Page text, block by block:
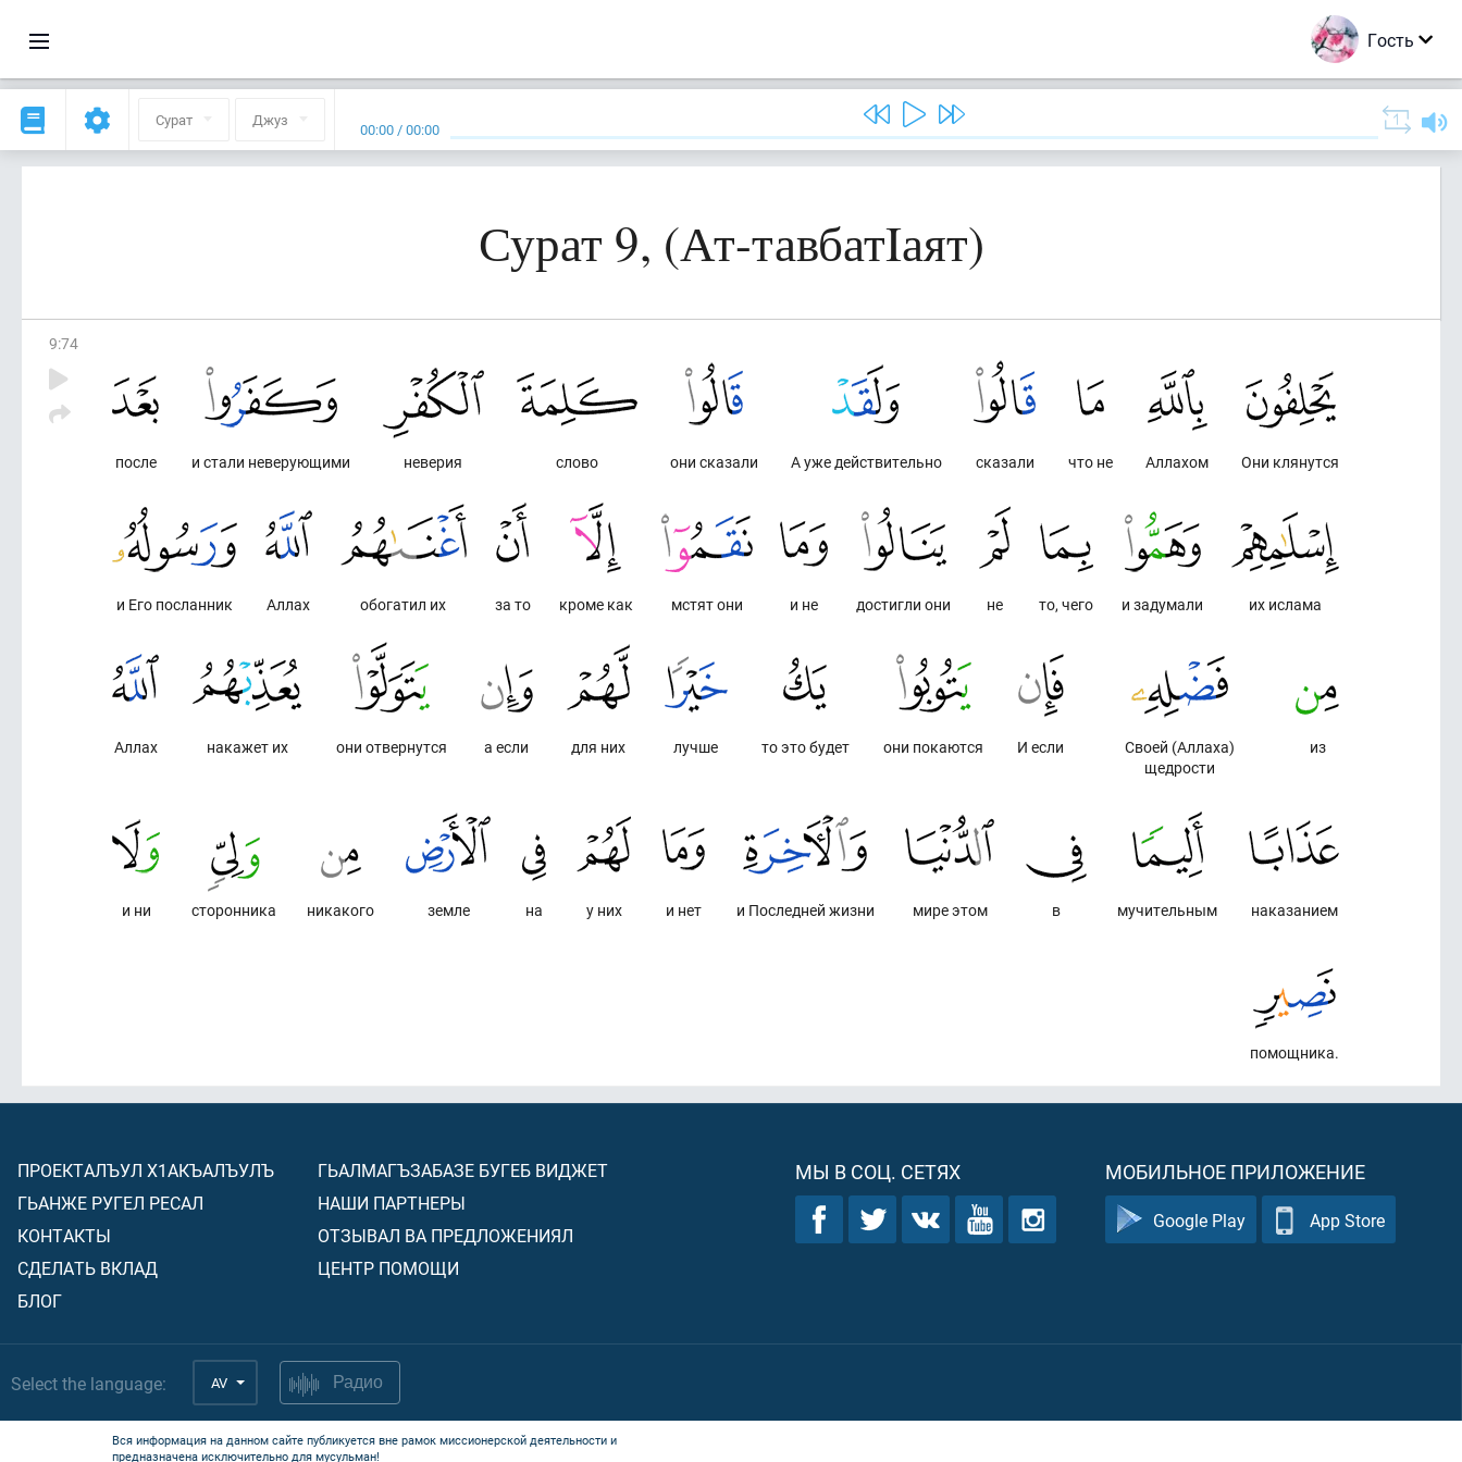
Гость
Сурат Джуз 00:00 /00:00
Сурат 9, (Ат-тавбатIаят)
9:74
Они клянутся
Аллахом
что не
сказали
А уже действительно
они сказали
слово
неверия
и стали неверующими
после
их ислама
и задумали
то, чего
не
достигли они
и не
мстят они
кроме как
за то
обогатил их
Аллах
и Его посланник
из
Своей (Аллаха)
щедрости
И если
они покаются
то это будет
лучше
для них
а если
они отвернутся
накажет их
Аллах
наказанием
мучительным
в
мире этом
и Последней жизни
и нет
у них
на
земле
никакого
сторонника
и ни
помощника.
ПРОЕКТАЛЪУЛ Х1АКЪАЛЪУЛЪ
ГЬАНЖЕ РУГЕЛ РЕСАЛ
КОНТАКТЫ
СДЕЛАТЬ ВКЛАД
БЛОГ
ГЬАЛМАГЪЗАБАЗЕ БУГЕБ ВИДЖЕТ
НАШИ ПАРТНЕРЫ
ОТЗЫВАЛ ВА ПРЕДЛОЖЕНИЯЛ
ЦЕНТР ПОМОЩИ
МЫ В СОЦ. СЕТЯХ МОБИЛЬНОЕ ПРИЛОЖЕНИЕ
Google Play App Store
Select the language: AV Радио
Вся информация на данном сайте публикуется вне рамок миссионерской деятельности и
предназначена исключительно для мусульман!